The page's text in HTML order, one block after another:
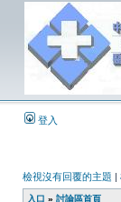
登入
檢視沒有回覆的主題 |
入口 » 討論區首頁